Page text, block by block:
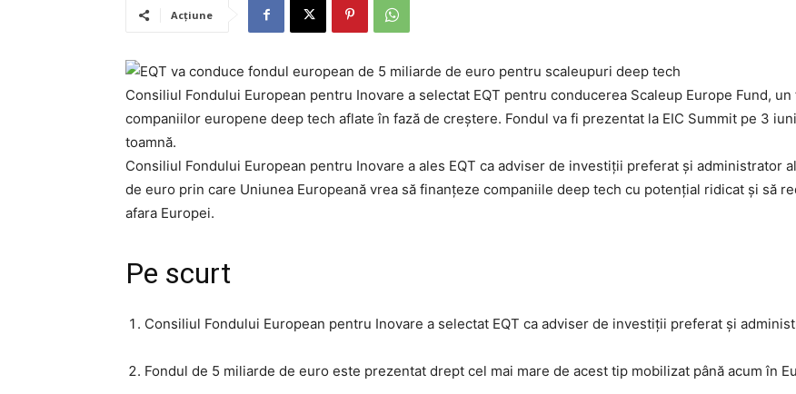
Acțiune
Consiliul Fondului European pentru Inovare a selectat EQT pentru conducerea Scaleup Europe Fund,
companiilor europene deep tech aflate în fază de creștere. Fondul va fi prezentat la EIC Summit pe 3
toamnă.
Consiliul Fondului European pentru Inovare a ales EQT ca adviser de investiții preferat și administrator
de euro prin care Uniunea Europeană vrea să finanțeze companiile deep tech cu potențial ridicat și să
afara Europei.
Pe scurt
Consiliul Fondului European pentru Inovare a selectat EQT ca adviser de investiții preferat și
Fondul de 5 miliarde de euro este prezentat drept cel mai mare de acest tip mobilizat până acum în